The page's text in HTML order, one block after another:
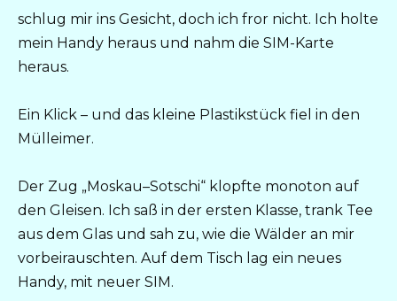
schlug mir ins Gesicht, doch ich fror nicht. Ich holte
mein Handy heraus und nahm die SIM-Karte
heraus.
Ein Klick – und das kleine Plastikstück fiel in den
Mülleimer.
Der Zug „Moskau–Sotschi“ klopfte monoton auf
den Gleisen. Ich saß in der ersten Klasse, trank Tee
aus dem Glas und sah zu, wie die Wälder an mir
vorbeirauschten. Auf dem Tisch lag ein neues
Handy, mit neuer SIM.